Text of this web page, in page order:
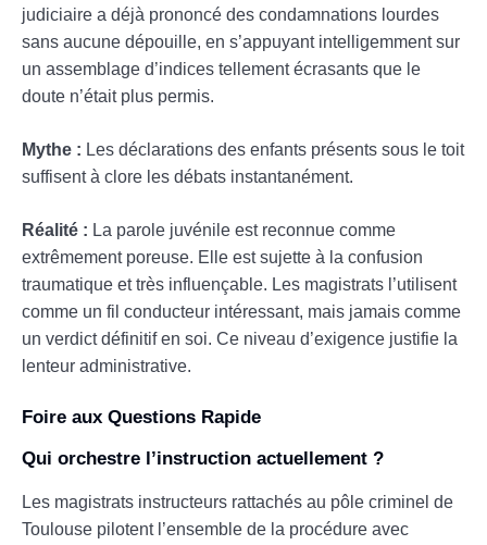
judiciaire a déjà prononcé des condamnations lourdes
sans aucune dépouille, en s’appuyant intelligemment sur
un assemblage d’indices tellement écrasants que le
doute n’était plus permis.
Mythe : Les déclarations des enfants présents sous le toit
suffisent à clore les débats instantanément.
Réalité : La parole juvénile est reconnue comme
extrêmement poreuse. Elle est sujette à la confusion
traumatique et très influençable. Les magistrats l’utilisent
comme un fil conducteur intéressant, mais jamais comme
un verdict définitif en soi. Ce niveau d’exigence justifie la
lenteur administrative.
Foire aux Questions Rapide
Qui orchestre l’instruction actuellement ?
Les magistrats instructeurs rattachés au pôle criminel de
Toulouse pilotent l’ensemble de la procédure avec